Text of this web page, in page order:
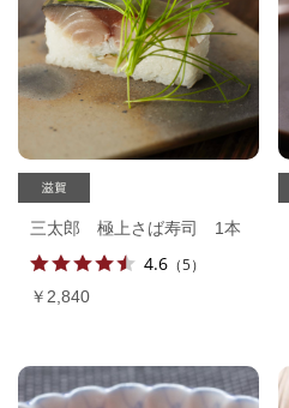
三太郎 極上さば寿司 1本
4.6 （5）
￥2,840